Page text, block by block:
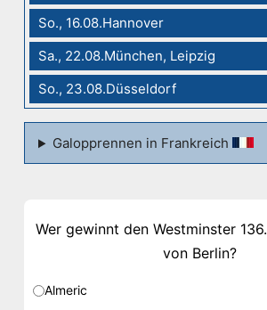
So., 16.08.Hannover
Sa., 22.08.München, Leipzig
So., 23.08.Düsseldorf
Galopprennen in Frankreich
Wer gewinnt den Westminster
von Berlin?
Almeric